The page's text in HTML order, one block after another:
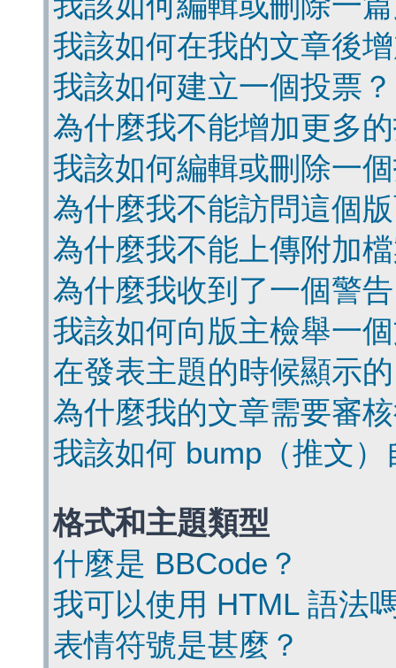
我該如何在我的文章後
我該如何建立一個投票？
為什麼我不能增加更多
我該如何編輯或刪除一
為什麼我不能訪問這個
為什麼我不能上傳附加
為什麼我收到了一個警
我該如何向版主檢舉一
在發表主題的時候顯示
為什麼我的文章需要審
我該如何 bump（推文
格式和主題類型
什麼是 BBCode？
我可以使用 HTML 語法
表情符號是甚麼？